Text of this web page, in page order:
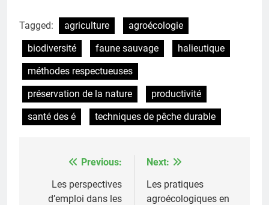
Tagged: agriculture
agroécologie
biodiversité
faune sauvage
halieutique
méthodes respectueuses
préservation de la nature
productivité
santé des é
techniques de pêche durable
navigation
Previous:
Les perspectives
d’emploi dans les
Next:
Les pratiques
agroécologiques en